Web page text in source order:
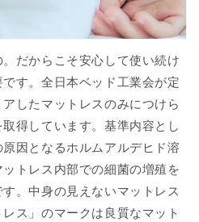
だからこそ安心して使い続け
す。全日本ベッド工業会が定
したマットレスのみにつけら
得しています。基準内容とし
因となるホルムアルデヒド溶
トレス内部での細菌の増殖を
。中身の見えないマットレス
ス」のマークは良質なマット